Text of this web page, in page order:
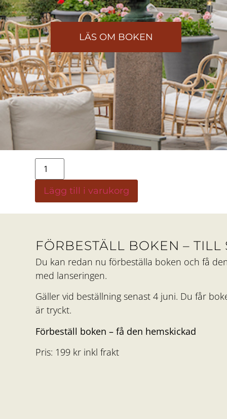
LÄS OM BOKEN
Lägg till i varukorg
FÖRBESTÄLL BOKEN – TILL
Du kan redan nu förbeställa boken och få
med lanseringen.
Gäller vid beställning senast 4 juni. Du får
är tryckt.
Förbeställ boken – få den hemskickad
Pris: 199 kr inkl frakt